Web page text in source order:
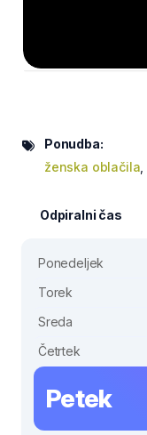
Ponudba:
ženska oblačila
Odpiralni čas
Ponedeljek
Torek
Sreda
Četrtek
Petek